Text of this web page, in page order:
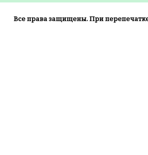
Все права защищены. При